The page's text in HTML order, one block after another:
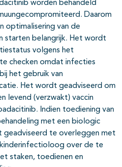
worden behandeld
Daarom
optimalisering van de
starten belangrijk. Het wordt
volgens het
te checken omdat infecties
het gebruik van
Het wordt geadviseerd om
levend (verzwakt) vaccin
Indien toediening van
met een biologic
geadviseerd te overleggen met
over de te
staken, toedienen en